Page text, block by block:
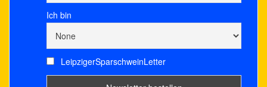
Ich bin
LeipzigerSparschweinLetter